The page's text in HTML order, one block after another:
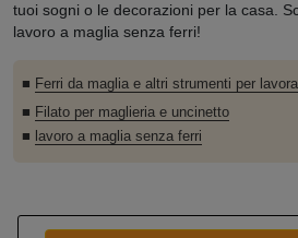
tuoi sogni o le decorazioni per la casa.
lavoro a maglia senza ferri!
■ Ferri da maglia e altri strumenti per
■ Filato per maglieria e uncinetto
■ lavoro a maglia senza ferri